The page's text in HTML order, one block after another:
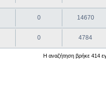
0 14670
0 4784
Η αναζήτηση βρήκε 414